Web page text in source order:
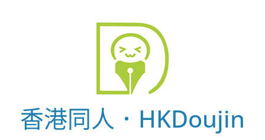
香港同人．HKDoujin